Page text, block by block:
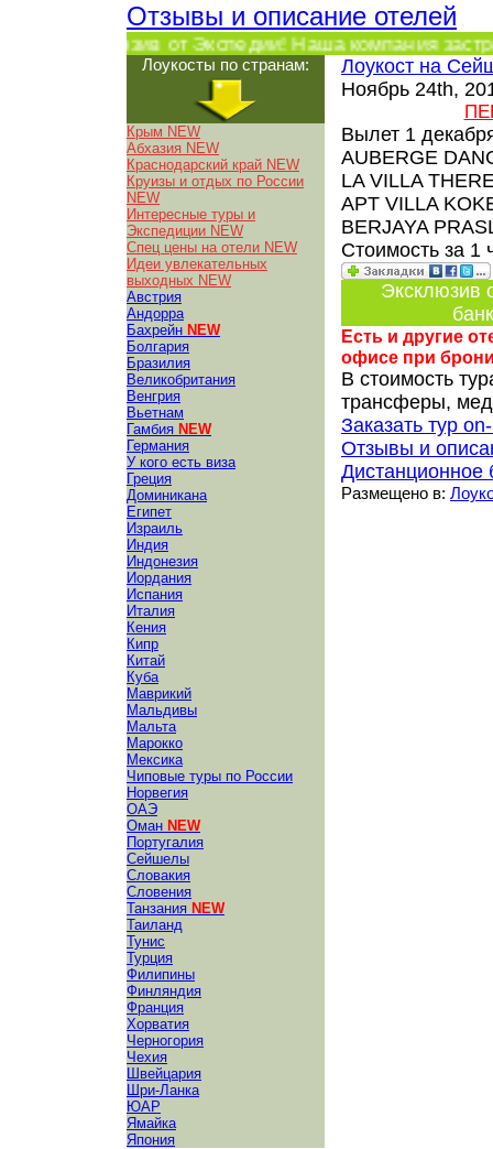
Отзывы и описание отелей
Эксклюзив от Экспедии! Наша компания
Лоукост на
Ноябрь 24th,
Вылет 1
AUBERGE
LA VILLA
APT VILLA
BERJAYA
Стоимость за 1
Эксклюзив
Есть и другие
офисе при
В стоимость
трансферы,
Заказать тур
Отзывы и
Дистанционное
Размещено в:
Лоукосты по странам:
Крым NEW
Абхазия NEW
Краснодарский край NEW
Круизы и отдых по России
NEW
Интересные туры и
Экспедиции NEW
Спец цены на отели NEW
Идеи увлекательных
выходных NEW
Австрия
Андорра
Бахрейн NEW
Болгария
Бразилия
Великобритания
Венгрия
Вьетнам
Гамбия NEW
Германия
У кого есть виза
Греция
Доминикана
Египет
Израиль
Индия
Индонезия
Иордания
Испания
Италия
Кения
Кипр
Китай
Куба
Маврикий
Мальдивы
Мальта
Марокко
Мексика
Чиповые туры по России
Норвегия
ОАЭ
Оман NEW
Португалия
Сейшелы
Словакия
Словения
Танзания NEW
Таиланд
Тунис
Турция
Филипины
Финляндия
Франция
Хорватия
Черногория
Чехия
Швейцария
Шри-Ланка
ЮАР
Ямайка
Япония